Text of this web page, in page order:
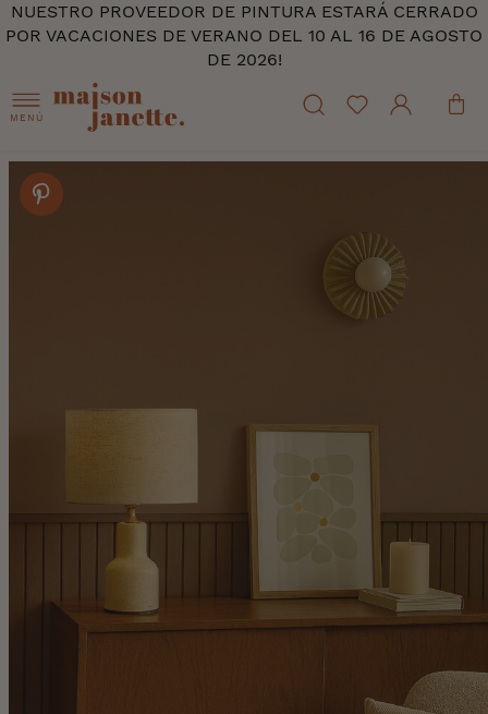
NUESTRO PROVEEDOR DE PINTURA ESTARÁ CERRADO
POR VACACIONES DE VERANO DEL 10 AL 16 DE AGOSTO
DE 2026!
MENÚ
Skip
the